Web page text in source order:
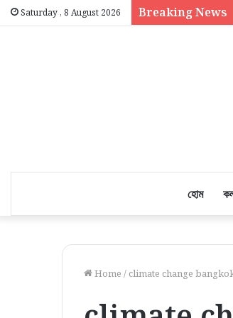
Saturday , 8 August 2026 Breaking News
হোম
Home / climate change